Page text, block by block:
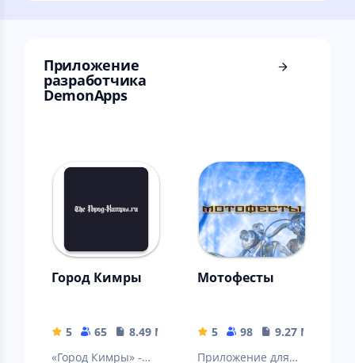
Приложение
разработчика
DemonApps
Город Кимры
5 65
8.49 MB
«Город Кимры» -
Мотофесты
5 98
9.27 MB
Приложение для